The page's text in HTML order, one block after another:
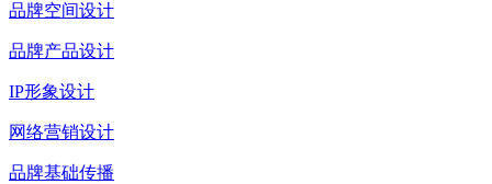
品牌空间设计
品牌产品设计
IP形象设计
网络营销设计
品牌基础传播